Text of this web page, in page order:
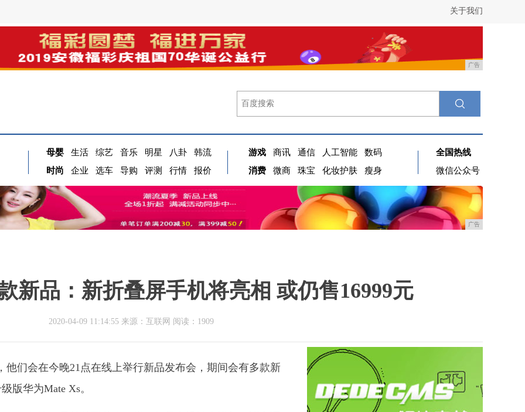
关于我们
广告
母婴 生活 综艺 音乐 明星 八卦
韩流
时尚
企业 选车 导购 评测 行情 报价
游戏 商讯 通信 人工智能
数码
消费
微商 珠宝 化妆护肤 瘦身
全国热线
微信公众号
广告
新品：新折叠屏手机将亮相 或仍售16999元
2020-04-09 11:14:55 来源：互联网 阅读：1909
们会在今晚21点在线上举行新品发布会，期间会有多款新
版华为Mate Xs。